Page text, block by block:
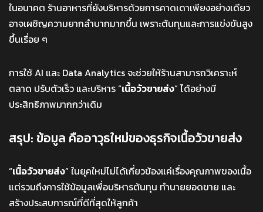
ในอนาคต ร้านอาหารที่ยังบริหารด้วยการคาดเดาเพียงอย่างเดียว
อาจเผชิญความยากลำบากมากขึ้น เพราะต้นทุนและการแข่งขันสูง
ขึ้นเรื่อย ๆ
การใช้ AI และ Data Analytics จะช่วยให้ร้านสามารถวิเคราะห์
ตลาด ปรับตัวเร็ว และบริหาร “เนื้อวัวขายส่ง” ได้อย่างมี
ประสิทธิภาพมากกว่าเดิม
สรุป: ข้อมูล คืออาวุธใหม่ของธุรกิจเนื้อวัวขายส่ง
“เนื้อวัวขายส่ง” ในยุคใหม่ไม่ได้เกี่ยวข้องแค่เรื่องคุณภาพของเนื้อ
แต่รวมถึงการใช้ข้อมูลเพื่อบริหารต้นทุน ทำนายยอดขาย และ
สร้างประสบการณ์ที่ดีที่สุดให้ลูกค้า